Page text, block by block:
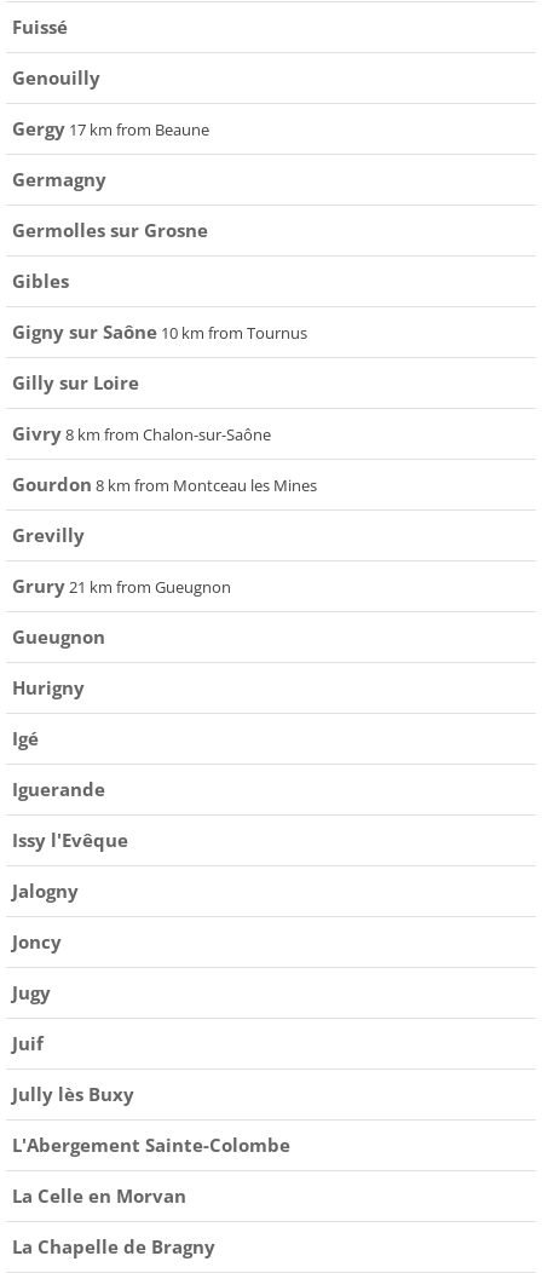
Fuissé
Genouilly
Gergy 17 km from Beaune
Germagny
Germolles sur Grosne
Gibles
Gigny sur Saône 10 km from Tournus
Gilly sur Loire
Givry8 km from Chalon-sur-Saône
Gourdon 8 km from Montceau les Mines
Grevilly
Grury21 km from Gueugnon
Gueugnon
Hurigny
Igé
Iguerande
Issy l'Evêque
Jalogny
Joncy
Jugy
Juif
Jully lès Buxy
L'Abergement Sainte-Colombe
La Celle en Morvan
La Chapelle de Bragny